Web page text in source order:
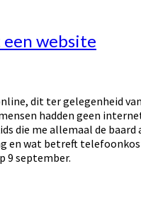
website
dit ter gelegenheid
hadden geen
die me allemaal de baard
en wat betreft
9 september.